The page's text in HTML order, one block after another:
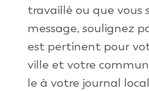
travaillé ou que vous
message, soulignez
est pertinent pour
ville et votre
le à votre journal